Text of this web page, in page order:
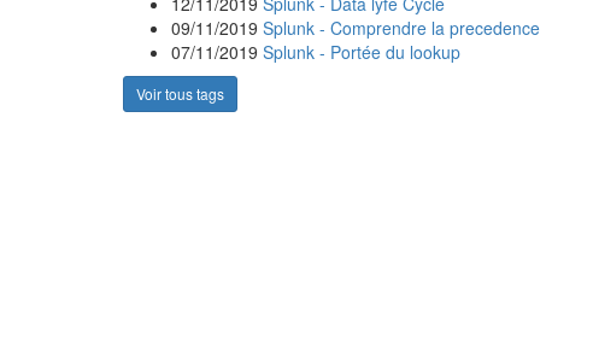
09/11/2019 Splunk - Comprendre la precedence
07/11/2019 Splunk - Portée du lookup
Voir tous tags